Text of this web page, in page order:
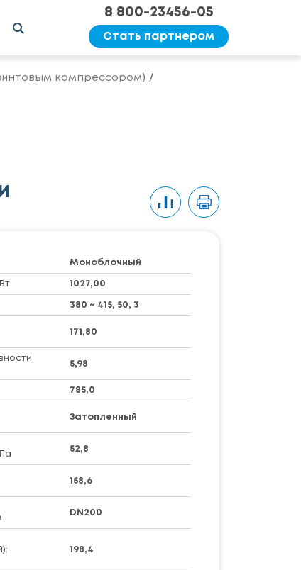
8 800-23456-05
Стать партнером
компрессором)
Моноблочный
1027,00
380 ~ 415, 50, 3
171,80
5,98
785,0
Затопленный
52,8
158,6
DN200
198,4